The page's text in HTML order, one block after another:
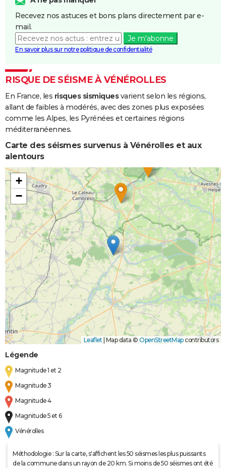
Boue
Inondations
et/ou
Coulées de
25/12/1999 29/12/1999 5 j
et/ou
Coulées de
Boue
Inondations
et/ou
Boue
14/05/1985 22/05/1985 9 j Oui
Inondations
et/ou
Coulées de
Boue
22/11/1984 24/11/1984 3 j Oui
Recevez nos astuces et bons plans directement par e-
mail.
Je m'abonne
En savoir plus sur notre politique de confidentialité
RISQUE DE SÉISME À VÉNÉROLLES
En France, les risques sismiquesvarient selon les régions,
allant de faibles à modérés, avec des zones plus exposées
comme les Alpes, les Pyrénées et certaines régions
méditerranéennes.
Carte des séismes survenus à Vénérolles et aux
alentours
+
−
Leaflet Map data © OpenStreetMapcontributors
Légende
Magnitude 1 et 2
Magnitude 3
Magnitude 4
Magnitude 5 et 6
Vénérolles
Méthodologie : Sur la carte, s'affichent les 50 séismes les plus puissants
de la commune dans un rayon de 20 km. Si moins de 50 séismes ont été